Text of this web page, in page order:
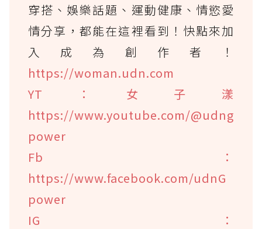
穿搭、娛樂話題、運動健康、情慾愛
情分享，都能在這裡看到！快點來加
入成為創作者！
https://woman.udn.com
YT：女子漾
https://www.youtube.com/@udng
power
Fb：
https://www.facebook.com/udnG
power
IG：